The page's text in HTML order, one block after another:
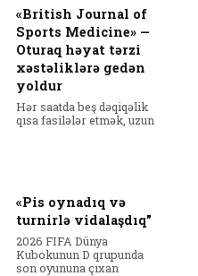
«British Journal of
Sports Medicine» —
Oturaq həyat tərzi
xəstəliklərə gedən
yoldur
Hər saatda beş dəqiqəlik
qısa fasilələr etmək, uzun
«Pis oynadıq və
turnirlə vidalaşdıq”
2026 FIFA Dünya
Kubokunun D qrupunda
son oyununa çıxan